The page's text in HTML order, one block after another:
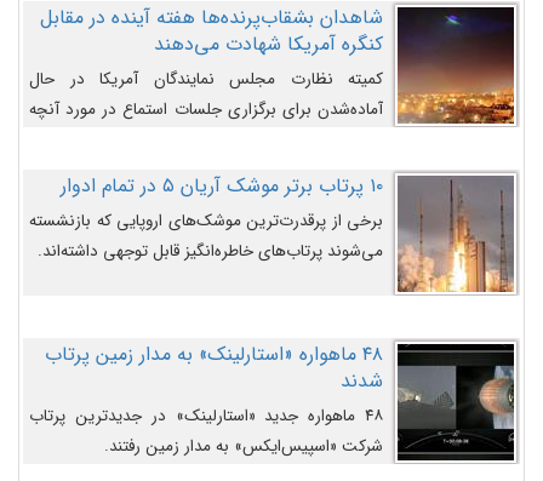
شاهدان بشقاب‌پرنده‌ها هفته آینده در مقابل
کنگره آمریکا شهادت می‌دهند
کمیته نظارت مجلس نمایندگان آمریکا در حال
آماده‌شدن برای برگزاری جلسات استماع در مورد آنچه
می‌دانند، است و قرار است افشاگران یوفوها هفته آینده
در مقابل آنها شهادت دهند.۱۰ پرتاب برتر موشک آریان ۵ در تمام ادوار
برخی از پرقدرت‌ترین موشک‌های اروپایی که بازنشسته
می‌شوند پرتاب‌های خاطره‌انگیز قابل توجهی داشته‌اند.
۴۸ ماهواره «استارلینک» به مدار زمین پرتاب
شدند
۴۸ ماهواره جدید «استارلینک» در جدیدترین پرتاب
شرکت «اسپیس‌ایکس» به مدار زمین رفتند.